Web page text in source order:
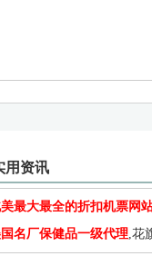
用资讯
最大最全的折扣机票网
名厂保健品一级代理,花